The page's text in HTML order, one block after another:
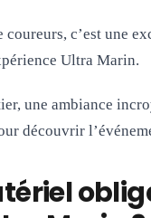
coureurs, c’est une
Ultra Marin.
une ambiance
découvrir